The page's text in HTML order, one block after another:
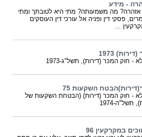
- מידע
מה משמעותה? מתי היא לטובתך ומתי
פסקי דין ופניה אל עורכי דין העוסקים
...
1973
- חוק המכר (דירות), תשל"ג-1973
השקעות 75
- חוק המכר (דירות) (הבטחת השקעות של
תשל"ה-1974
במקרקעין 96